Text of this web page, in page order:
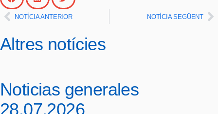
NOTÍCIA ANTERIOR NOTÍCIA SEGÜENT
Altres notícies
Noticias generales
28.07.2026